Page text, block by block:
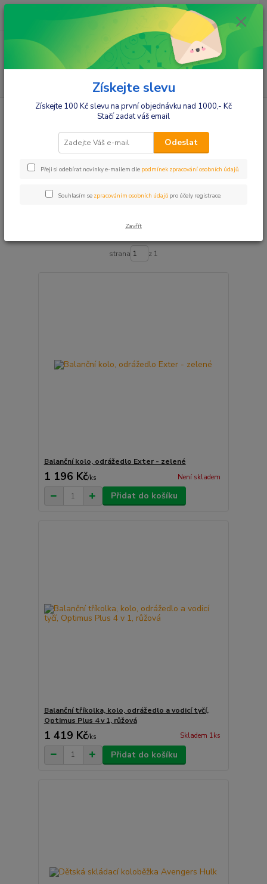
ks
za 0,00 Kč
Hračky a zábava Tříkolky,odstrkovadla,koloběžky
Tříkolky,odstrkovadla,koloběžky
Upřesnit parametry
Zobrazuji 1-21 z 21
strana z 1
Balanční kolo, odrážedlo Exter - zelené
1 196 Kč/ks Není skladem
Přidat do košíku
Balanční tříkolka, kolo, odrážedlo a vodicí tyčí,
Optimus Plus 4 v 1, růžová
1 419 Kč/ks Skladem 1ks
Přidat do košíku
Získejte slevu
Získejte 100 Kč slevu na první objednávku nad 1000,- Kč
Stačí zadat váš email
Odeslat
Přeji si odebírat novinky e-mailem dle podmínek zpracování osobních údajů.
Souhlasím se zpracováním osobních údajů pro účely registrace.
Zavřít